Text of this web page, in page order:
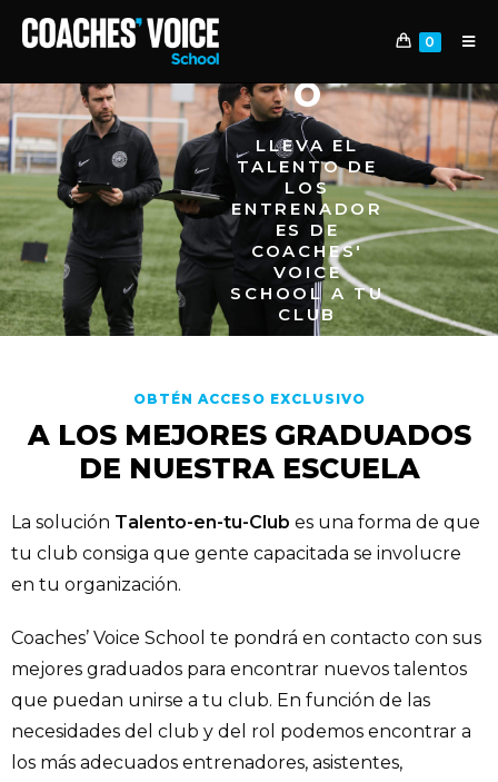
0
O
LLEVA EL
TALENTO DE
LOS
ENTRENADOR
ES DE
COACHES'
VOICE
SCHOOL A TU
CLUB
OBTÉN ACCESO EXCLUSIVO
A LOS MEJORES GRADUADOS
DE NUESTRA ESCUELA
La solución Talento-en-tu-Club es una forma de que
tu club consiga que gente capacitada se involucre
en tu organización.
Coaches’ Voice School te pondrá en contacto con sus
mejores graduados para encontrar nuevos talentos
que puedan unirse a tu club. En función de las
necesidades del club y del rol podemos encontrar a
los más adecuados entrenadores, asistentes,